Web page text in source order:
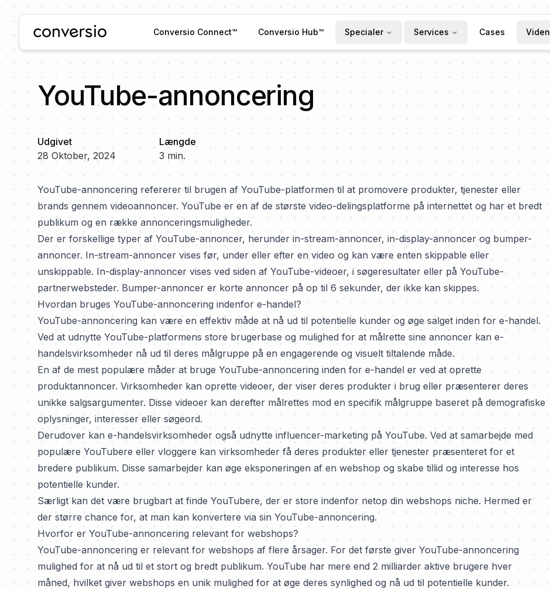
Conversio Conversio Connect™ Conversio Hub™ Specialer Services Cases Viden
YouTube-annoncering
Udgivet
28 Oktober, 2024
Længde
3 min.
YouTube-annoncering refererer til brugen af ​​YouTube-platformen til at promovere produkter, tjenester eller
brands gennem videoannoncer. YouTube er en af ​​de største video-delingsplatforme på internettet og har et bredt
publikum og en række annonceringsmuligheder.
Der er forskellige typer af YouTube-annoncer, herunder in-stream-annoncer, in-display-annoncer og bumper-
annoncer. In-stream-annoncer vises før, under eller efter en video og kan være enten skippable eller
unskippable. In-display-annoncer vises ved siden af ​​YouTube-videoer, i søgeresultater eller på YouTube-
partnerwebsteder. Bumper-annoncer er korte annoncer på op til 6 sekunder, der ikke kan skippes.
Hvordan bruges YouTube-annoncering indenfor e-handel?
YouTube-annoncering kan være en effektiv måde at nå ud til potentielle kunder og øge salget inden for e-handel.
Ved at udnytte YouTube-platformens store brugerbase og mulighed for at målrette sine annoncer kan e-
handelsvirksomheder nå ud til deres målgruppe på en engagerende og visuelt tiltalende måde.
En af de mest populære måder at bruge YouTube-annoncering inden for e-handel er ved at oprette
produktannoncer. Virksomheder kan oprette videoer, der viser deres produkter i brug eller præsenterer deres
unikke salgsargumenter. Disse videoer kan derefter målrettes mod en specifik målgruppe baseret på demografiske
oplysninger, interesser eller søgeord.
Derudover kan e-handelsvirksomheder også udnytte influencer-marketing på YouTube. Ved at samarbejde med
populære YouTubere eller vloggere kan virksomheder få deres produkter eller tjenester præsenteret for et
bredere publikum. Disse samarbejder kan øge eksponeringen af ​​en webshop og skabe tillid og interesse hos
potentielle kunder.
Særligt kan det være brugbart at finde YouTubere, der er store indenfor netop din webshops niche. Hermed er
der større chance for, at man kan konvertere via sin YouTube-annoncering.
Hvorfor er YouTube-annoncering relevant for webshops?
YouTube-annoncering er relevant for webshops af flere årsager. For det første giver YouTube-annoncering
mulighed for at nå ud til et stort og bredt publikum. YouTube har mere end 2 milliarder aktive brugere hver
måned, hvilket giver webshops en unik mulighed for at øge deres synlighed og nå ud til potentielle kunder.